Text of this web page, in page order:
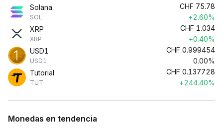
Solana
SOL
CHF 75.78
+2.60%
XRP
XRP
CHF 1.034
+0.40%
USD1
USD1
CHF 0.999454
0.00%
Tutorial
TUT
CHF 0.137728
+244.40%
Monedas en tendencia